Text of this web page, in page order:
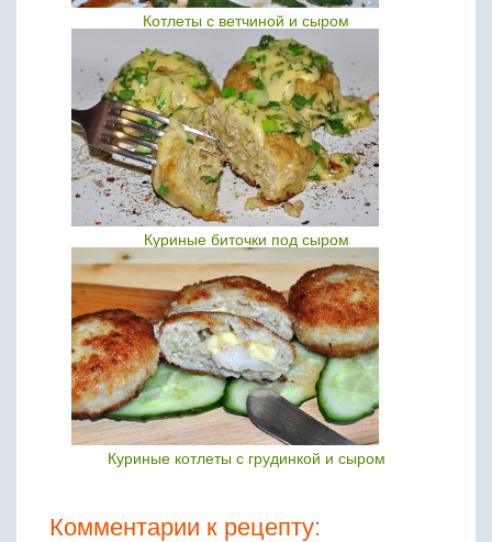
Котлеты с ветчиной и сыром
Куриные биточки под сыром
Куриные котлеты с грудинкой и сыром
Комментарии к рецепту: